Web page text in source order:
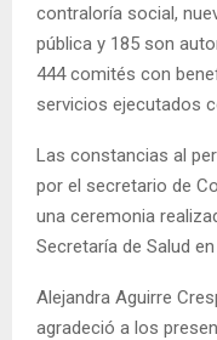
contraloría social,
pública y 185 son
444 comités con
servicios ejecutados
Las constancias al
por el secretario de
una ceremonia
Secretaría de Salud en
Alejandra Aguirre
agradeció a los